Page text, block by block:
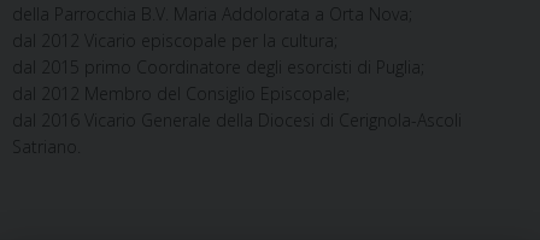
della Parrocchia B.V. Maria Addolorata a Orta Nova;
dal 2012 Vicario episcopale per la cultura;
dal 2015 primo Coordinatore degli esorcisti di Puglia;
dal 2012 Membro del Consiglio Episcopale;
dal 2016 Vicario Generale della Diocesi di Cerignola-Ascoli
Satriano.